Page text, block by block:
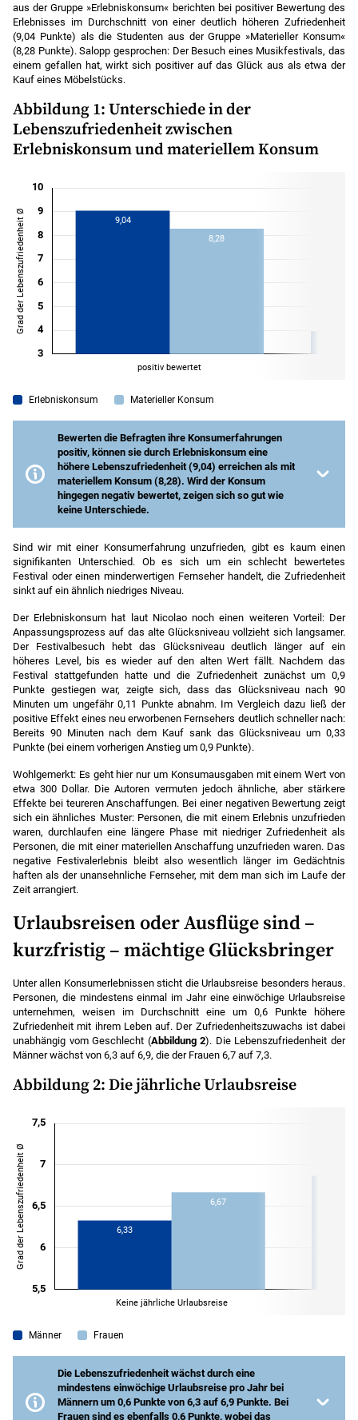
aus der Gruppe »Erlebniskonsum« berichten bei positiver Bewertung des
Erlebnisses im Durchschnitt von einer deutlich höheren Zufriedenheit
(9,04 Punkte) als die Studenten aus der Gruppe »Materieller Konsum«
(8,28 Punkte). Salopp gesprochen: Der Besuch eines Musikfestivals, das
einem gefallen hat, wirkt sich positiver auf das Glück aus als etwa der
Kauf eines Möbelstücks.
Abbildung 1: Unterschiede in der
Lebenszufriedenheit zwischen
Erlebniskonsum und materiellem Konsum
Erlebniskonsum Materieller Konsum
Bewerten die Befragten ihre Konsumerfahrungen
positiv, können sie durch Erlebniskonsum eine
höhere Lebenszufriedenheit (9,04) erreichen als mit
materiellem Konsum (8,28). Wird der Konsum
hingegen negativ bewertet, zeigen sich so gut wie
keine Unterschiede.
nicht zufrieden) bis 10 (ganz und gar zufrieden).
Quelle
: Eigene Darstellung nach Nicolao et al. (2009).
Anmerkungen
: Die Ergebnisse wurden auf eine 11er-
Skala hochskaliert.
Sind wir mit einer Konsumerfahrung unzufrieden, gibt es kaum einen
signifikanten Unterschied. Ob es sich um ein schlecht bewertetes
Festival oder einen minderwertigen Fernseher handelt, die Zufriedenheit
sinkt auf ein ähnlich niedriges Niveau.
Der Erlebniskonsum hat laut Nicolao noch einen weiteren Vorteil: Der
Anpassungsprozess auf das alte Glücksniveau vollzieht sich langsamer.
Der Festivalbesuch hebt das Glücksniveau deutlich länger auf ein
höheres Level, bis es wieder auf den alten Wert fällt. Nachdem das
Festival stattgefunden hatte und die Zufriedenheit zunächst um 0,9
Punkte gestiegen war, zeigte sich, dass das Glücksniveau nach 90
Minuten um ungefähr 0,11 Punkte abnahm. Im Vergleich dazu ließ der
positive Effekt eines neu erworbenen Fernsehers deutlich schneller nach:
Bereits 90 Minuten nach dem Kauf sank das Glücksniveau um 0,33
Punkte (bei einem vorherigen Anstieg um 0,9 Punkte).
Wohlgemerkt: Es geht hier nur um Konsumausgaben mit einem Wert von
etwa 300 Dollar. Die Autoren vermuten jedoch ähnliche, aber stärkere
Effekte bei teureren Anschaffungen. Bei einer negativen Bewertung zeigt
sich ein ähnliches Muster: Personen, die mit einem Erlebnis unzufrieden
waren, durchlaufen eine längere Phase mit niedriger Zufriedenheit als
Personen, die mit einer materiellen Anschaffung unzufrieden waren. Das
negative Festivalerlebnis bleibt also wesentlich länger im Gedächtnis
haften als der unansehnliche Fernseher, mit dem man sich im Laufe der
Zeit arrangiert.
Urlaubsreisen oder Ausflüge sind –
kurzfristig – mächtige Glücksbringer
Unter allen Konsumerlebnissen sticht die Urlaubsreise besonders heraus.
Personen, die mindestens einmal im Jahr eine einwöchige Urlaubsreise
unternehmen, weisen im Durchschnitt eine um 0,6 Punkte höhere
Zufriedenheit mit ihrem Leben auf. Der Zufriedenheitszuwachs ist dabei
unabhängig vom Geschlecht (Abbildung 2). Die Lebenszufriedenheit der
Männer wächst von 6,3 auf 6,9, die der Frauen 6,7 auf 7,3.
Abbildung 2: Die jährliche Urlaubsreise
Männer Frauen
Die Lebenszufriedenheit wächst durch eine
mindestens einwöchige Urlaubsreise pro Jahr bei
Männern um 0,6 Punkte von 6,3 auf 6,9 Punkte. Bei
Frauen sind es ebenfalls 0,6 Punkte, wobei das